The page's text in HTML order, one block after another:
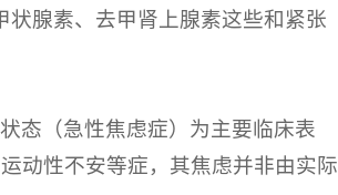
状腺素、去甲肾上腺素这些和紧张
态（急性焦虑症）为主要临床表
动性不安等症，其焦虑并非由实际